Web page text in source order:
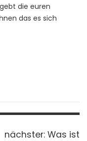
die euren
das es sich
nächster: n
Was ist